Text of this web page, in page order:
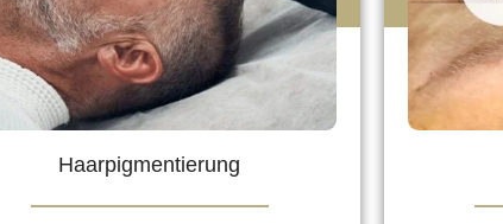
Haarpigmentierung